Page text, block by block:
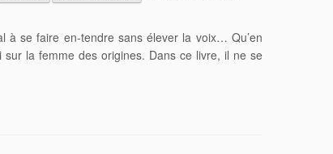
à se faire en-tendre sans élever la voix… Qu’en
la femme des origines. Dans ce livre, il ne se